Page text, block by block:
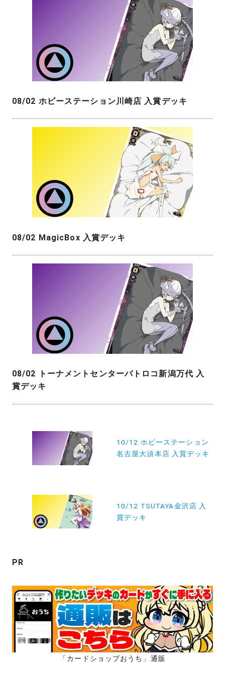
08/02 ホビーステーション川崎店 入賞デッキ
08/02 MagicBox 入賞デッキ
08/02 トーナメントセンターバトロコ新潟万代 入
賞デッキ
ン
10/12 ホビーステーション
名古屋大須本店 入賞デッキ
10/12 TSUTAYA金沢店 入
賞デッキ
PR
「カードショップおうち」通販